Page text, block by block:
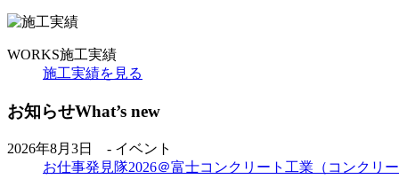
WORKS施工実績
施工実績を見る
お知らせWhat’s new
2026年8月3日 - イベント
お仕事発見隊2026＠富士コンクリート工業（コンクリー